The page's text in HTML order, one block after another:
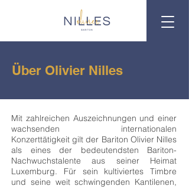
Über Olivier Nilles
Mit zahlreichen Auszeichnungen und einer
wachsenden internationalen
Konzerttätigkeit gilt der Bariton Olivier Nilles
als eines der bedeutendsten Bariton-
Nachwuchstalente aus seiner Heimat
Luxemburg. Für sein kultiviertes Timbre
und seine weit schwingenden Kantilenen,